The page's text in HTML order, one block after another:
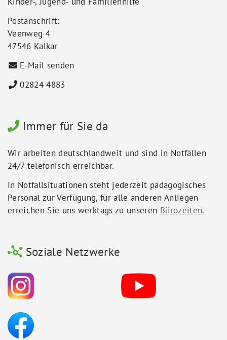
Postanschrift:
Veenweg 4
47546 Kalkar
E-Mail senden
02824 4883
Immer für Sie da
Wir arbeiten deutschlandweit und sind in Notfällen
24/7 telefonisch erreichbar.
In Notfallsituationen steht jederzeit pädagogisches
Personal zur Verfügung, für alle anderen Anliegen
erreichen Sie uns werktags zu unseren Bürozeiten.
Soziale Netzwerke